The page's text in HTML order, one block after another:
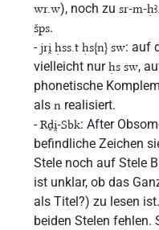
wr.w), noch zu sr-m-
šps.
-jri̯ ḥss.t ḥs{n} sw: auf
vielleicht nurḥs sw,
phonetische
als n realisiert.
-Rḏi̯-Sbk: After
befindliche Zeichen
Stele noch auf Stele
ist unklar, ob das
als Titel?) zu lesen
beiden Stelen fehlen.